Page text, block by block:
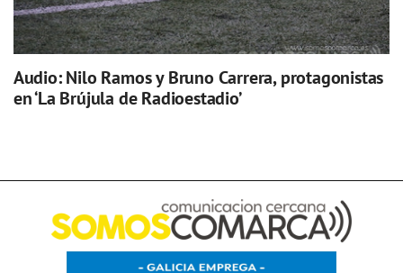
Audio: Nilo Ramos y Bruno Carrera, protagonistas
en ‘La Brújula de Radioestadio’